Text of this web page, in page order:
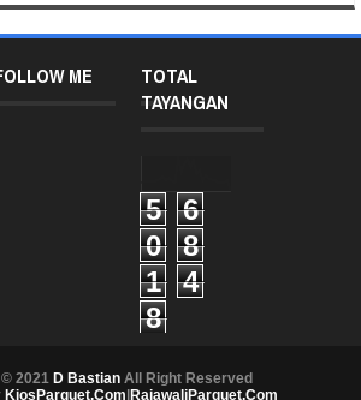
ME
TOTAL
TAYANGAN
5
6
0
8
1
4
8
2021 D Bastian All Right Reserved
KiosParquet.Com RajawaliParquet.Com